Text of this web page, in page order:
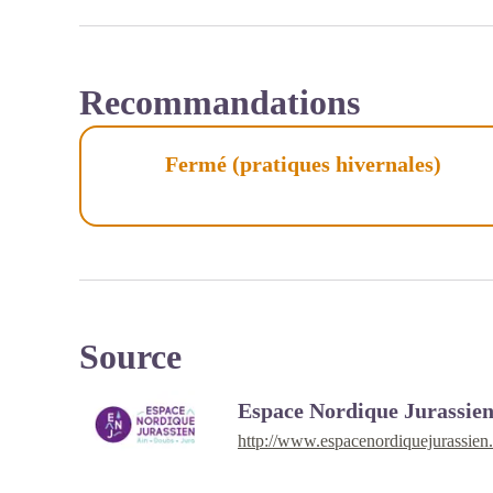
Recommandations
Fermé (pratiques hivernales)
Source
Espace Nordique Jurassien
http://